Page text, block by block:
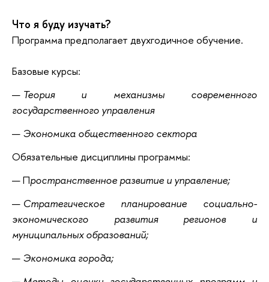
Что я буду изучать?
Программа предполагает двухгодичное обучение.
Базовые курсы:
Теория и механизмы современного
государственного управления
Экономика общественного сектора
Обязательные дисциплины программы:
Пространственное развитие и управление;
Стратегическое планирование социально-
экономического развития регионов и
муниципальных образований;
Экономика города;